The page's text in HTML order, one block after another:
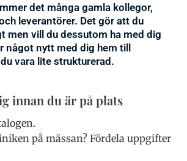
det många gamla kollegor,
leverantörer. Det gör att du
men vill du dessutom ha med dig
något nytt med dig hem till
vara lite strukturerad.
innan du är på plats
på mässan? Fördela uppgifter